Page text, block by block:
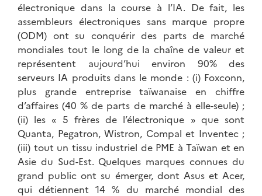
électronique dans la course à l’IA. De fait, les
assembleurs électroniques sans marque propre
(ODM) ont su conquérir des parts de marché
mondiales tout le long de la chaîne de valeur et
représentent aujourd’hui environ 90% des
serveurs IA produits dans le monde : (i) Foxconn,
plus grande entreprise taïwanaise en chiffre
d’affaires (40 % de parts de marché à elle-seule) ;
(ii) les « 5 frères de l’électronique » que sont
Quanta, Pegatron, Wistron, Compal et Inventec ;
(iii) tout un tissu industriel de PME à Taïwan et en
Asie du Sud-Est. Quelques marques connues du
grand public ont su émerger, dont Asus et Acer,
qui détiennent 14 % du marché mondial des